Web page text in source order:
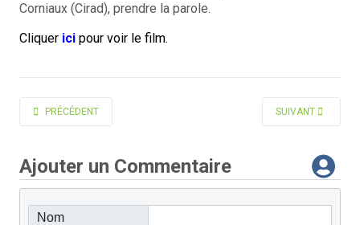
Corniaux (Cirad), prendre la parole.
Cliquer ici pour voir le film.
ARTICLE PRÉCÉDENT : RENCONTRES SCIENTIFIQUES – DÉPART À LA
PRÉCÉDENT ARTICLE SUIVANT
SUIVANT
Ajouter un Commentaire
Nom